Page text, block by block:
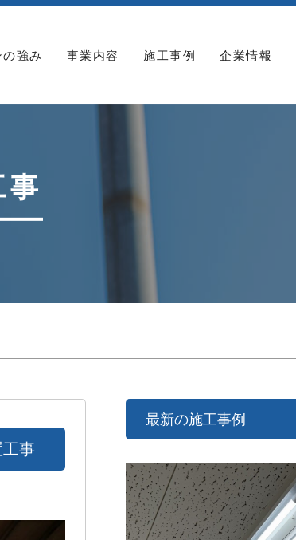
強み 事業内容 施工事例 企業情報
事
最新の施工事例